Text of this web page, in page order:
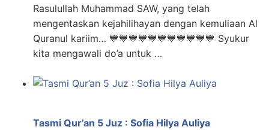
Rasulullah Muhammad SAW, yang telah
mengentaskan kejahilihayan dengan kemuliaan Al
Quranul kariim… 💙💙💙💙💙💙💙💙💙💙💙 Syukur
kita mengawali do’a untuk …
Tasmi Qur’an 5 Juz : Sofia Hilya Auliya